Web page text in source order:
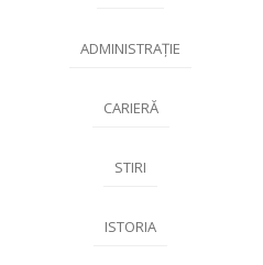
ADMINISTRAȚIE
CARIERĂ
STIRI
ISTORIA